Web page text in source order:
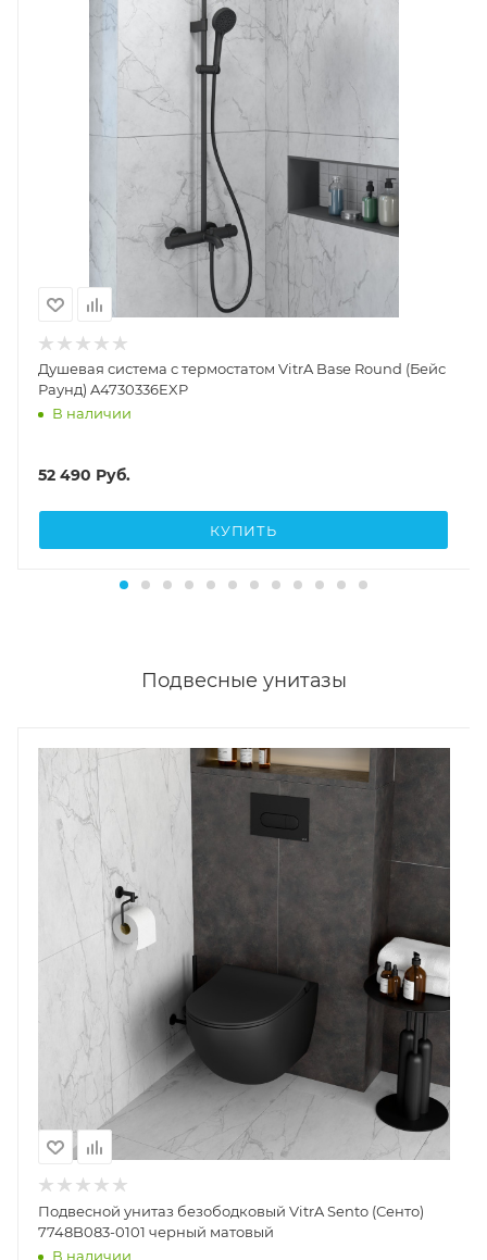
Душевая система с термостатом VitrA Base Round (Бейс
Раунд) A4730336EXP
В наличии
52 490 Руб.
КУПИТЬ
Подвесные унитазы
Подвесной унитаз безободковый VitrA Sento (Сенто)
7748B083-0101 черный матовый
В наличии